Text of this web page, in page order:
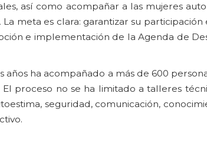
así como acompañar a las mujeres
meta es clara: garantizar su participación
e implementación de la Agenda de
años ha acompañado a más de 600
proceso no se ha limitado a talleres
seguridad, comunicación,